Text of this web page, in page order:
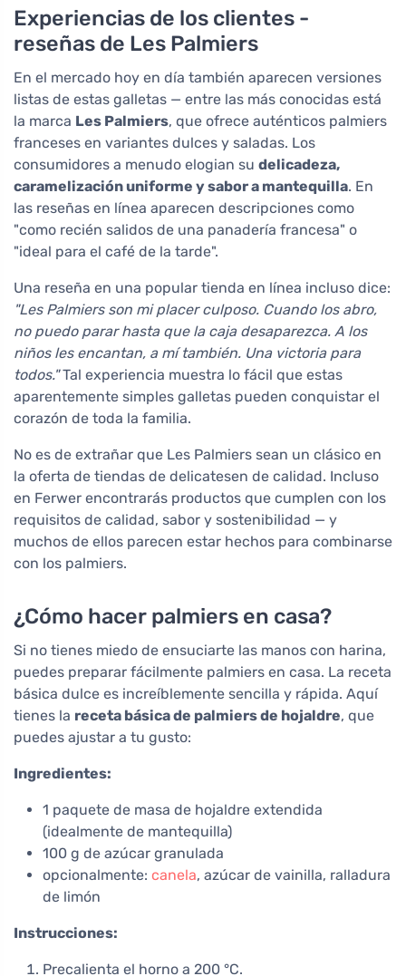
Experiencias de los clientes -
reseñas de Les Palmiers
En el mercado hoy en día también aparecen versiones
listas de estas galletas — entre las más conocidas está
la marca Les Palmiers, que ofrece auténticos palmiers
franceses en variantes dulces y saladas. Los
consumidores a menudo elogian su delicadeza,
caramelización uniforme y sabor a mantequilla. En
las reseñas en línea aparecen descripciones como
"como recién salidos de una panadería francesa" o
"ideal para el café de la tarde".
Una reseña en una popular tienda en línea incluso dice:
"Les Palmiers son mi placer culposo. Cuando los abro,
no puedo parar hasta que la caja desaparezca. A los
niños les encantan, a mí también. Una victoria para
todos."Tal experiencia muestra lo fácil que estas
aparentemente simples galletas pueden conquistar el
corazón de toda la familia.
No es de extrañar que Les Palmiers sean un clásico en
la oferta de tiendas de delicatesen de calidad. Incluso
en Ferwer encontrarás productos que cumplen con los
requisitos de calidad, sabor y sostenibilidad — y
muchos de ellos parecen estar hechos para combinarse
con los palmiers.
¿Cómo hacer palmiers en casa?
Si no tienes miedo de ensuciarte las manos con harina,
puedes preparar fácilmente palmiers en casa. La receta
básica dulce es increíblemente sencilla y rápida. Aquí
tienes la receta básica de palmiers de hojaldre, que
puedes ajustar a tu gusto:
Ingredientes:
1 paquete de masa de hojaldre extendida
(idealmente de mantequilla)
100 g de azúcar granulada
opcionalmente: canela, azúcar de vainilla, ralladura
de limón
Instrucciones:
Precalienta el horno a 200 °C.